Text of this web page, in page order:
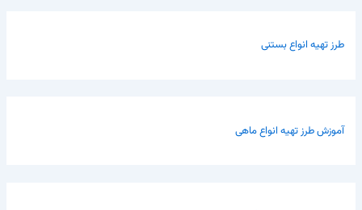
طرز تهیه انواع بستنی
آموزش طرز تهیه انواع ماهی